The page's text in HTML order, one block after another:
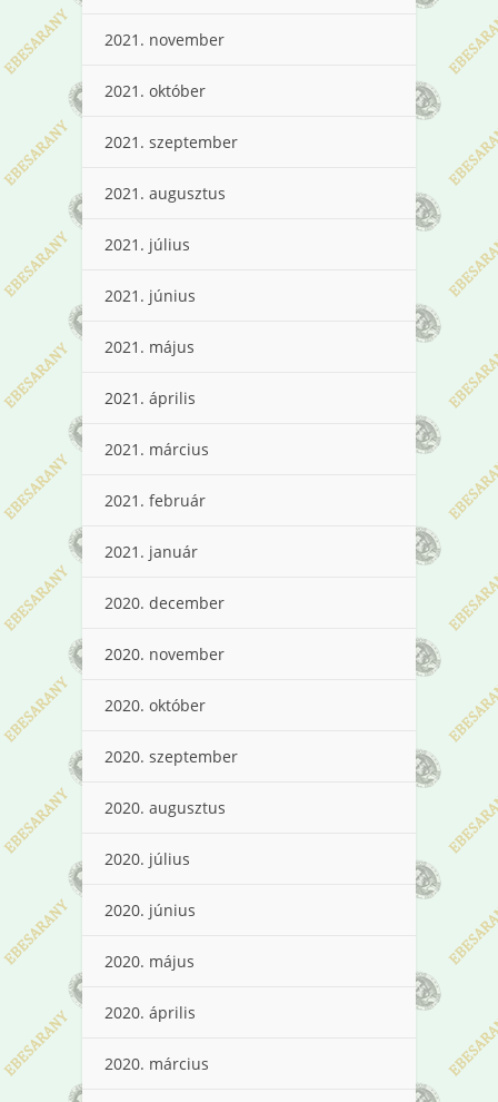
2021. november
2021. október
2021. szeptember
2021. augusztus
2021. július
2021. június
2021. május
2021. április
2021. március
2021. február
2021. január
2020. december
2020. november
2020. október
2020. szeptember
2020. augusztus
2020. július
2020. június
2020. május
2020. április
2020. március